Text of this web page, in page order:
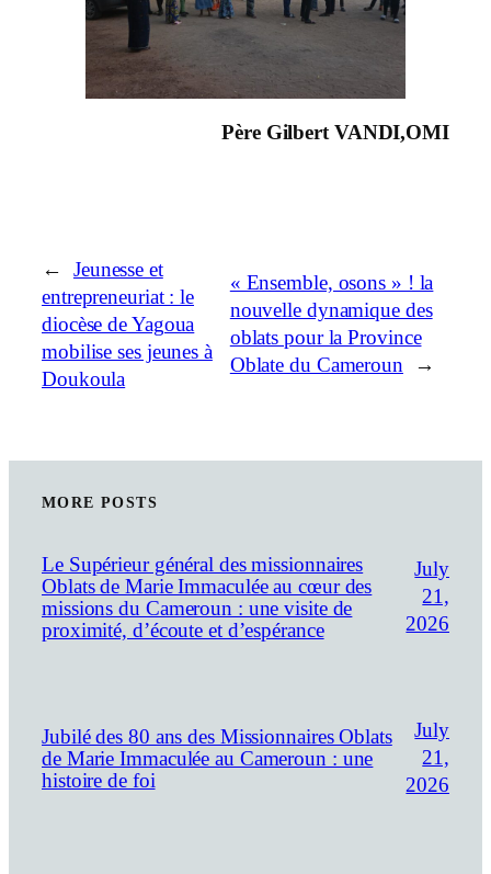
Père Gilbert VANDI,OMI
←
Jeunesse et
entrepreneuriat : le
diocèse de Yagoua
mobilise ses jeunes à
Doukoula
« Ensemble, osons » ! la
nouvelle dynamique des
oblats pour la Province
Oblate du Cameroun
→
MORE POSTS
Le Supérieur général des missionnaires
Oblats de Marie Immaculée au cœur des
missions du Cameroun : une visite de
proximité, d’écoute et d’espérance
July
21,
2026
Jubilé des 80 ans des Missionnaires Oblats
de Marie Immaculée au Cameroun : une
histoire de foi
July
21,
2026